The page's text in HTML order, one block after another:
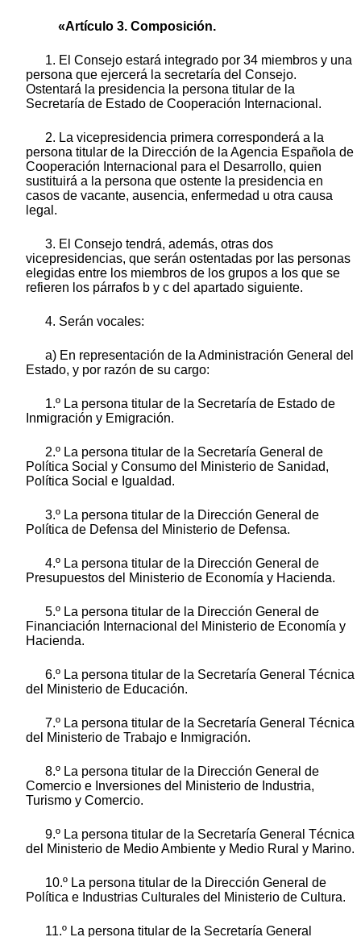
«Artículo 3. Composición.
1. El Consejo estará integrado por 34 miembros y una
persona que ejercerá la secretaría del Consejo.
Ostentará la presidencia la persona titular de la
Secretaría de Estado de Cooperación Internacional.
2. La vicepresidencia primera corresponderá a la
persona titular de la Dirección de la Agencia Española de
Cooperación Internacional para el Desarrollo, quien
sustituirá a la persona que ostente la presidencia en
casos de vacante, ausencia, enfermedad u otra causa
legal.
3. El Consejo tendrá, además, otras dos
vicepresidencias, que serán ostentadas por las personas
elegidas entre los miembros de los grupos a los que se
refieren los párrafos b y c del apartado siguiente.
4. Serán vocales:
a) En representación de la Administración General del
Estado, y por razón de su cargo:
1.º La persona titular de la Secretaría de Estado de
Inmigración y Emigración.
2.º La persona titular de la Secretaría General de
Política Social y Consumo del Ministerio de Sanidad,
Política Social e Igualdad.
3.º La persona titular de la Dirección General de
Política de Defensa del Ministerio de Defensa.
4.º La persona titular de la Dirección General de
Presupuestos del Ministerio de Economía y Hacienda.
5.º La persona titular de la Dirección General de
Financiación Internacional del Ministerio de Economía y
Hacienda.
6.º La persona titular de la Secretaría General Técnica
del Ministerio de Educación.
7.º La persona titular de la Secretaría General Técnica
del Ministerio de Trabajo e Inmigración.
8.º La persona titular de la Dirección General de
Comercio e Inversiones del Ministerio de Industria,
Turismo y Comercio.
9.º La persona titular de la Secretaría General Técnica
del Ministerio de Medio Ambiente y Medio Rural y Marino.
10.º La persona titular de la Dirección General de
Política e Industrias Culturales del Ministerio de Cultura.
11.º La persona titular de la Secretaría General